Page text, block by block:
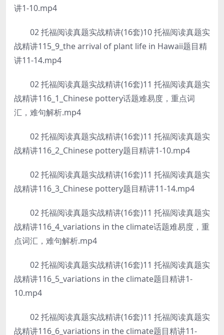
讲1-10.mp4
02 托福阅读真题实战精讲(16套)10 托福阅读真题实
战精讲115_9_the arrival of plant life in Hawaii题目精
讲11-14.mp4
02 托福阅读真题实战精讲(16套)11 托福阅读真题实
战精讲116_1_Chinese pottery话题难易度，重点词
汇，难句解析.mp4
02 托福阅读真题实战精讲(16套)11 托福阅读真题实
战精讲116_2_Chinese pottery题目精讲1-10.mp4
02 托福阅读真题实战精讲(16套)11 托福阅读真题实
战精讲116_3_Chinese pottery题目精讲11-14.mp4
02 托福阅读真题实战精讲(16套)11 托福阅读真题实
战精讲116_4_variations in the climate话题难易度，重
点词汇，难句解析.mp4
02 托福阅读真题实战精讲(16套)11 托福阅读真题实
战精讲116_5_variations in the climate题目精讲1-
10.mp4
02 托福阅读真题实战精讲(16套)11 托福阅读真题实
战精讲116_6_variations in the climate题目精讲11-